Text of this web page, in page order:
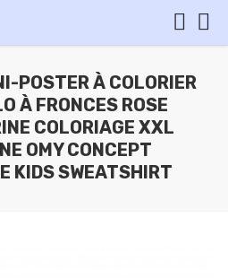
POSTER À COLORIER
À FRONCES ROSE
COLORIAGE XXL
OMY CONCEPT
KIDS SWEATSHIRT